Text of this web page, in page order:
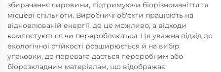
збирачання сировини, підтримуючи біорізноманіття та
місцеві спільноти. Виробничі об'єкти працюють на
відновлюваній енергії, де це можливо, а відходи
компостуються чи переробляються. Ця уважна підхід до
екологічної стійкості розширюється й на вибір
упаковки, де перевага дається переробним або
біорозкладним матеріалам, що відображає